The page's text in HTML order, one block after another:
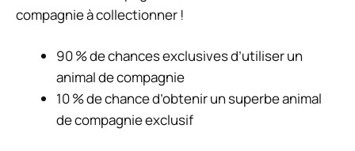
compagnie à collectionner !
90 % de chances exclusives d’utiliser un
animal de compagnie
10 % de chance d’obtenir un superbe animal
de compagnie exclusif